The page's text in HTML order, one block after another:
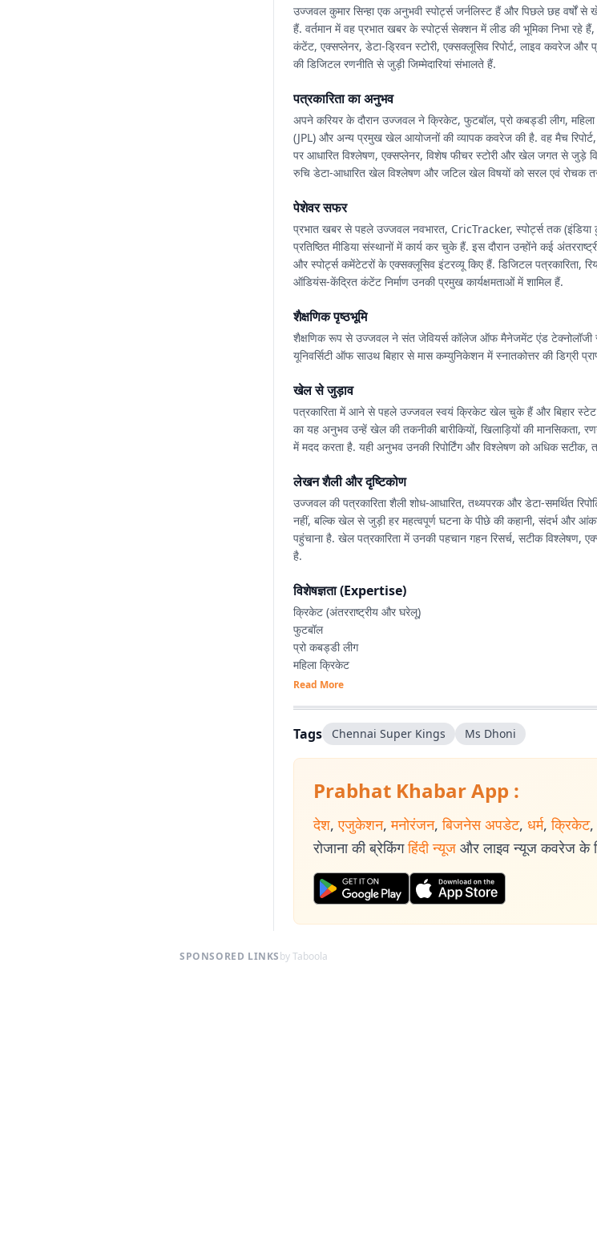
उज्जवल कुमार सिन्हा एक अनुभवी स्पोर्ट्स जर्नलिस्ट हैं और पिछले छह वर्षों से
हैं. वर्तमान में वह प्रभात खबर के स्पोर्ट्स सेक्शन में लीड की भूमिका निभा रहे
कंटेंट, एक्सप्लेनर, डेटा-ड्रिवन स्टोरी, एक्सक्लूसिव रिपोर्ट, लाइव कवरेज और
की डिजिटल रणनीति से जुड़ी जिम्मेदारियां संभालते हैं.
पत्रकारिता का अनुभव
अपने करियर के दौरान उज्जवल ने क्रिकेट, फुटबॉल, प्रो कबड्डी लीग, महिला
(JPL) और अन्य प्रमुख खेल आयोजनों की व्यापक कवरेज की है. वह मैच रिपोर्ट,
पर आधारित विश्लेषण, एक्सप्लेनर, विशेष फीचर स्टोरी और खेल जगत से जुड़े
रुचि डेटा-आधारित खेल विश्लेषण और जटिल खेल विषयों को सरल एवं रोचक
पेशेवर सफर
प्रभात खबर से पहले उज्जवल नवभारत, CricTracker, स्पोर्ट्स तक
प्रतिष्ठित मीडिया संस्थानों में कार्य कर चुके हैं. इस दौरान उन्होंने कई
और स्पोर्ट्स कमेंटेटरों के एक्सक्लूसिव इंटरव्यू किए हैं. डिजिटल पत्रकारिता,
ऑडियंस-केंद्रित कंटेंट निर्माण उनकी प्रमुख कार्यक्षमताओं में शामिल हैं.
शैक्षणिक पृष्ठभूमि
शैक्षणिक रूप से उज्जवल ने संत जेवियर्स कॉलेज ऑफ मैनेजमेंट एंड टेक्नोलॉजी
यूनिवर्सिटी ऑफ साउथ बिहार से मास कम्युनिकेशन में स्नातकोत्तर की डिग्री
खेल से जुड़ाव
पत्रकारिता में आने से पहले उज्जवल स्वयं क्रिकेट खेल चुके हैं और बिहार
का यह अनुभव उन्हें खेल की तकनीकी बारीकियों, खिलाड़ियों की मानसिकता,
में मदद करता है. यही अनुभव उनकी रिपोर्टिंग और विश्लेषण को अधिक सटीक,
लेखन शैली और दृष्टिकोण
उज्जवल की पत्रकारिता शैली शोध-आधारित, तथ्यपरक और डेटा-समर्थित
नहीं, बल्कि खेल से जुड़ी हर महत्वपूर्ण घटना के पीछे की कहानी, संदर्भ और
पहुंचाना है. खेल पत्रकारिता में उनकी पहचान गहन रिसर्च, सटीक
है.
विशेषज्ञता (Expertise)
क्रिकेट (अंतरराष्ट्रीय और घरेलू)
फुटबॉल
प्रो कबड्डी लीग
महिला क्रिकेट
IPL, रणजी ट्रॉफी, JPL एवं अन्य घरेलू टूर्नामेंट
SEO-आधारित डिजिटल कंटेंट
रिकॉर्ड्स, आंकड़े एवं रिसर्च आधारित रिपोर्टिंग
लाइव स्पोर्ट्स कवरेज एवं डिजिटल ऑडियंस रणनीति
Read More
Tags Chennai Super Kings Ms Dhoni
Prabhat Khabar App :
देश, एजुकेशन, मनोरंजन, बिजनेस अपडेट, धर्म, क्रिकेट,
रोजाना की ब्रेकिंग हिंदी न्यूज और लाइव न्यूज कवरेज के
SPONSORED LINKSby Taboola